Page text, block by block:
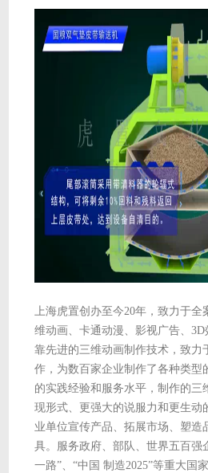
上海虎置创办至今20年，致力于
维动画、卡通动漫、影视广告、
靠先进的三维动画制作技术，致力
作，为数百家企业制作了各种类型
的实践经验和服务水平，制作的三
现形式、更强大的说服力和更生动
业单位宣传产品、拓展市场、塑造
具。服务政府、部队、世界五百强
一路”、“中国 制造2025”等重大国